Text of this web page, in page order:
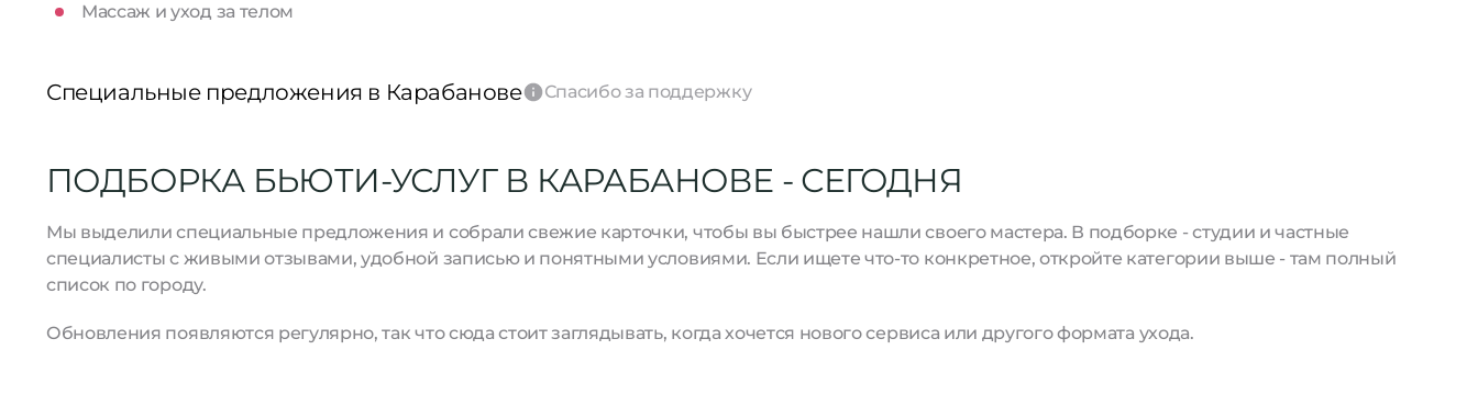
Массаж и уход за телом
Специальные предложения в Карабанове Спасибо за поддержку
ПОДБОРКА БЬЮТИ-УСЛУГ В КАРАБАНОВЕ - СЕГОДНЯ
Мы выделили специальные предложения и собрали свежие карточки, чтобы вы быстрее нашли своего мастера. В подборке - студии и частные
специалисты с живыми отзывами, удобной записью и понятными условиями. Если ищете что-то конкретное, откройте категории выше - там полный
список по городу.
Обновления появляются регулярно, так что сюда стоит заглядывать, когда хочется нового сервиса или другого формата ухода.